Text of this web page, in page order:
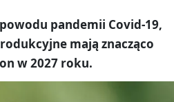
pandemii Covid-19,
mają znacząco
w 2027 roku.